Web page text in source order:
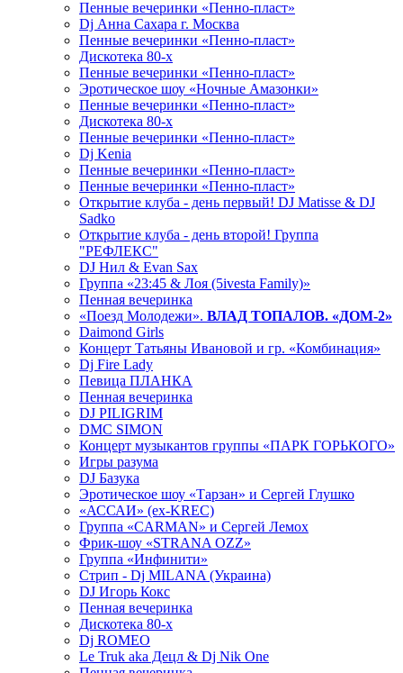
Пенные вечеринки «Пенно-пласт»
Dj Анна Сахара г. Москва
Пенные вечеринки «Пенно-пласт»
Дискотека 80-х
Пенные вечеринки «Пенно-пласт»
Эротическое шоу «Ночные Амазонки»
Пенные вечеринки «Пенно-пласт»
Дискотека 80-х
Пенные вечеринки «Пенно-пласт»
Dj Kenia
Пенные вечеринки «Пенно-пласт»
Пенные вечеринки «Пенно-пласт»
Открытие клуба - день первый! DJ Matisse & DJ
Sadko
Открытие клуба - день второй! Группа
"РЕФЛЕКС"
DJ Нил & Evan Sax
Группа «23:45 & Лоя (5ivesta Family)»
Пенная вечеринка
«Поезд Молодежи». ВЛАД ТОПАЛОВ. «ДОМ-2»
Daimond Girls
Концерт Татьяны Ивановой и гр. «Комбинация»
Dj Fire Lady
Певица ПЛАНКА
Пенная вечеринка
DJ PILIGRIM
DMC SIMON
Концерт музыкантов группы «ПАРК ГОРЬКОГО»
Игры разума
DJ Базука
Эротическое шоу «Тарзан» и Сергей Глушко
«АССАИ» (ex-KREC)
Группа «CARMAN» и Сергей Лемох
Фрик-шоу «STRANA OZZ»
Группа «Инфинити»
Стрип - Dj MILANA (Украина)
DJ Игорь Кокс
Пенная вечеринка
Дискотека 80-х
Dj ROMEO
Le Truk aka Децл & Dj Nik One